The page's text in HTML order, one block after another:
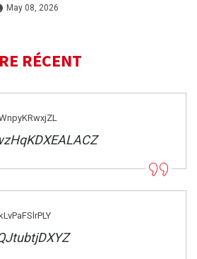
May 08, 2026
RÉCENT